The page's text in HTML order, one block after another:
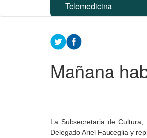
Telemedicina
Contenido
principal
Mañana
La Subsecretaria de
Delegado Ariel Fauceglia y